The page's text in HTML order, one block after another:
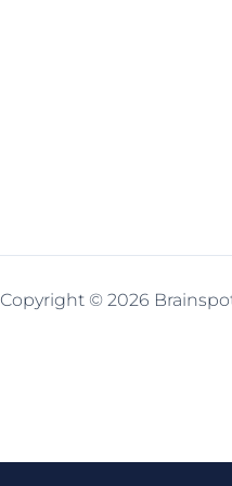
Copyright © 2026